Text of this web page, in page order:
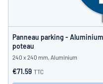
Panneau parking -
poteau
240 x 240 mm, Aluminium
€71.59 TTC